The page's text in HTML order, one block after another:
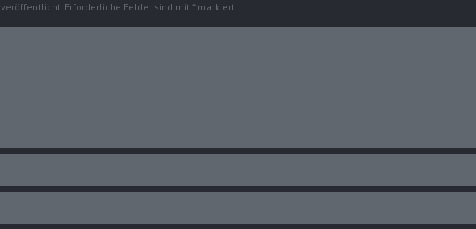
veröffentlicht. Erforderliche Felder sind mit *markiert